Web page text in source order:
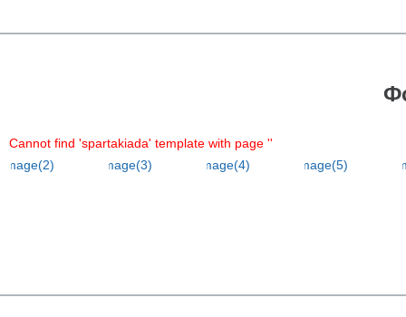
Cannot find 'spartakiada' template with page ''